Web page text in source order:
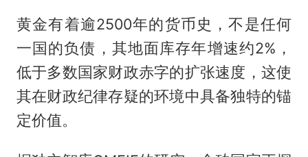
黄金有着逾2500年的货币史，不是任何
一国的负债，其地面库存年增速约2%，
低于多数国家财政赤字的扩张速度，这使
其在财政纪律存疑的环境中具备独特的锚
定价值。